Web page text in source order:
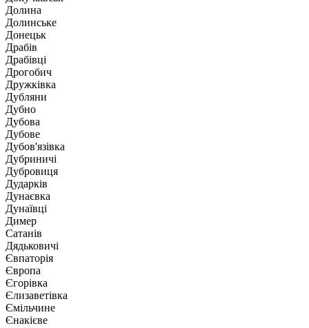
Долина
Долинське
Донецьк
Драбів
Драбівці
Дрогобич
Дружківка
Дубляни
Дубно
Дубова
Дубове
Дубов'язівка
Дубриничі
Дубровиця
Дударків
Дунаєвка
Дунаївці
Димер
Сатанів
Дядьковичі
Євпаторія
Європа
Єгорівка
Єлизаветівка
Ємільчине
Єнакієве